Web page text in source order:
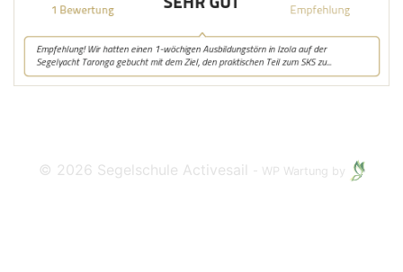
© 2026 Segelschule Activesail - WP Wartung by